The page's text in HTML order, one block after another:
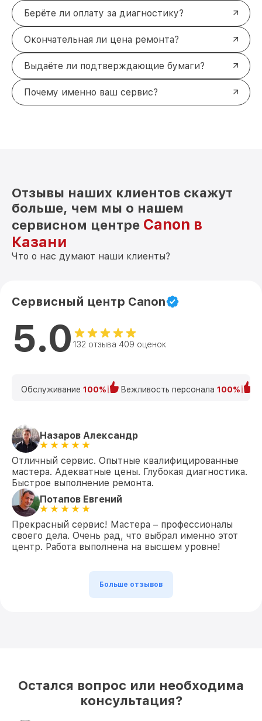
Берёте ли оплату за диагностику?
Окончательная ли цена ремонта?
Выдаёте ли подтверждающие бумаги?
Почему именно ваш сервис?
Отзывы наших клиентов скажут
больше, чем мы о нашем
сервисном центре Canon в
Казани
Что о нас думают наши клиенты?
Сервисный центр Canon
5.0 132 отзыва 409 оценок
Обслуживание 100% Вежливость персонала 100%
Назаров Александр
Отличный сервис. Опытные квалифицированные
мастера. Адекватные цены. Глубокая диагностика.
Быстрое выполнение ремонта.
Потапов Евгений
Прекрасный сервис! Мастера – профессионалы
своего дела. Очень рад, что выбрал именно этот
центр. Работа выполнена на высшем уровне!
Больше отзывов
Остался вопрос или необходима
консультация?